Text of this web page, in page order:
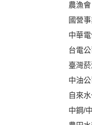
農漁會
國營
中華
台電公
臺灣
中油公
自來
中鋼/